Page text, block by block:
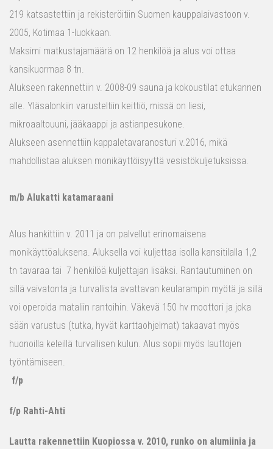
219 katsastettiin ja rekisteröitiin Suomen kauppalaivastoon v.
2005, Kotimaa 1-luokkaan.
Maksimi matkustajamäärä on 12 henkilöä ja alus voi ottaa
kansikuormaa 8 tn.
Alukseen rakennettiin v. 2008-09 sauna ja kokoustilat etukannen
alle. Yläsalonkiin varusteltiin keittiö, missä on liesi,
mikroaaltouuni, jääkaappi ja astianpesukone.
Alukseen asennettiin kappaletavaranosturi v.2016, mikä
mahdollistaa aluksen monikäyttöisyyttä vesistökuljetuksissa.
m/b Alukatti katamaraani
Alus hankittiin v. 2011 ja on palvellut erinomaisena
monikäyttöaluksena. Aluksella voi kuljettaa isolla kansitilalla 1,2
tn tavaraa tai 7 henkilöä kuljettajan lisäksi. Rantautuminen on
sillä vaivatonta ja turvallista avattavan keularampin myötä ja sillä
voi operoida mataliin rantoihin. Väkevä 150 hv moottori ja joka
sään varustus (tutka, hyvät karttaohjelmat) takaavat myös
huonoilla keleillä turvallisen kulun. Alus sopii myös lauttojen
työntämiseen.
f/p
f/p Rahti-Ahti
Lautta rakennettiin Kuopiossa v. 2010, runko on alumiinia ja